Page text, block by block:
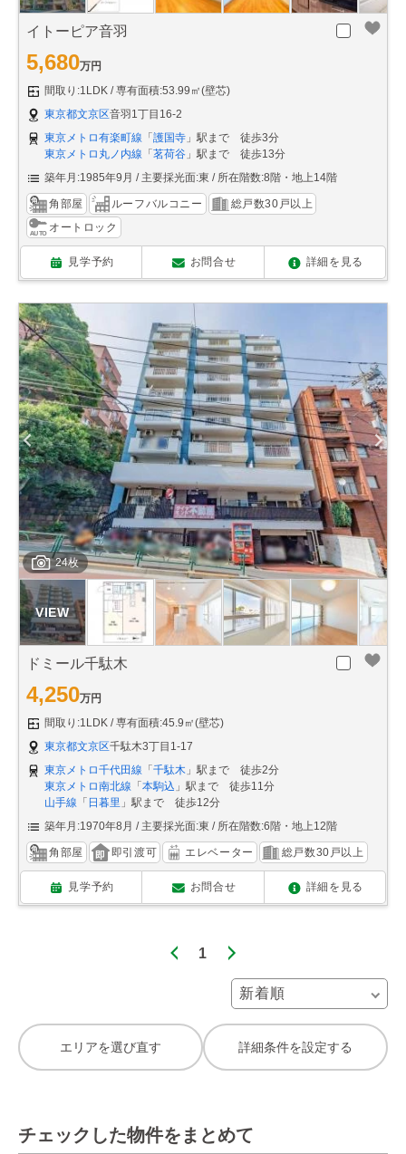
イトーピア音羽
5,680万円
間取り:1LDK
専有面積:53.99㎡(壁芯)
東京都文京区音羽1丁目16-2
東京メトロ有楽町線 「護国寺 」駅まで 徒歩3分
東京メトロ丸ノ内線 「茗荷谷 」駅まで 徒歩13分
築年月:1985年9月
主要採光面:東 所在階数:8階・地上14階
角部屋 ルーフバルコニー
総戸数30戸以上
オートロック
見学予約 お問合せ 詳細を見る
24枚
ドミール千駄木
4,250万円
間取り:1LDK
専有面積:45.9㎡(壁芯)
東京都文京区千駄木3丁目1-17
東京メトロ千代田線 「 千駄木 」駅まで 徒歩2分
東京メトロ南北線 「 本駒込 」駅まで 徒歩11分
山手線 「 日暮里 」駅まで 徒歩12分
築年月:1970年8月
主要採光面:東 所在階数:6階・地上12階
角部屋 即引渡可 エレベーター 総戸数30戸以上
見学予約 お問合せ 詳細を見る
1
エリアを選び直す 詳細条件を設定する
チェックした物件をまとめて